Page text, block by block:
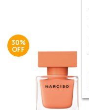
30%